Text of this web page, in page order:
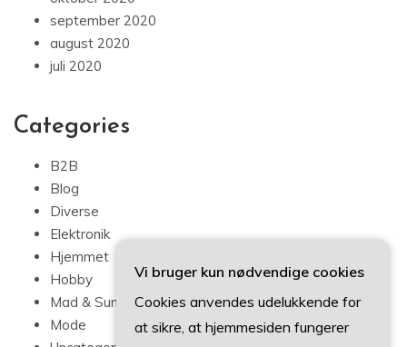
september 2020
august 2020
juli 2020
Categories
B2B
Blog
Diverse
Elektronik
Hjemmet
Hobby
Mad & Sundhed
Mode
Vi bruger kun nødvendige cookies
Cookies anvendes udelukkende for
at sikre, at hjemmesiden fungerer